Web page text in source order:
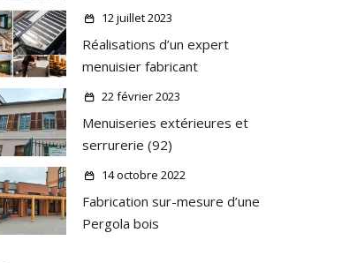
12 juillet 2023
Réalisations d’un expert
menuisier fabricant
22 février 2023
Menuiseries extérieures et
serrurerie (92)
14 octobre 2022
Fabrication sur-mesure d’une
Pergola bois